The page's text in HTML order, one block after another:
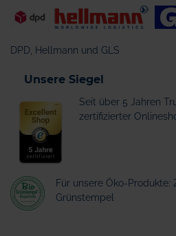
DPD, Hellmann und GLS
Unsere Siegel
Seit über 5 Jahren
zertifizierter
Für unsere Öko-Produkte:
Grünstempel